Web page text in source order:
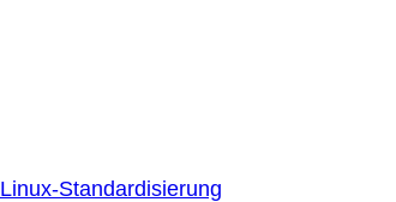
Linux-Standardisierung